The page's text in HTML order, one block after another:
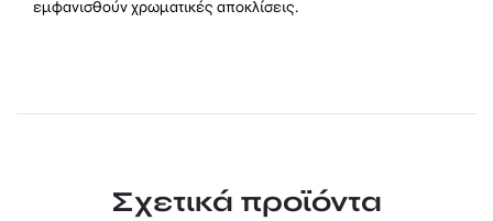
εμφανισθούν χρωματικές αποκλίσεις.
Σχετικά προϊόντα